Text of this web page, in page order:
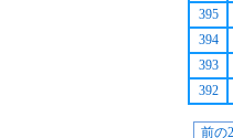
395
394
393
392